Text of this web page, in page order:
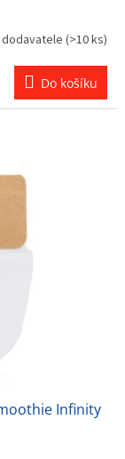
(>10 ks)
Do košíku
Infinity